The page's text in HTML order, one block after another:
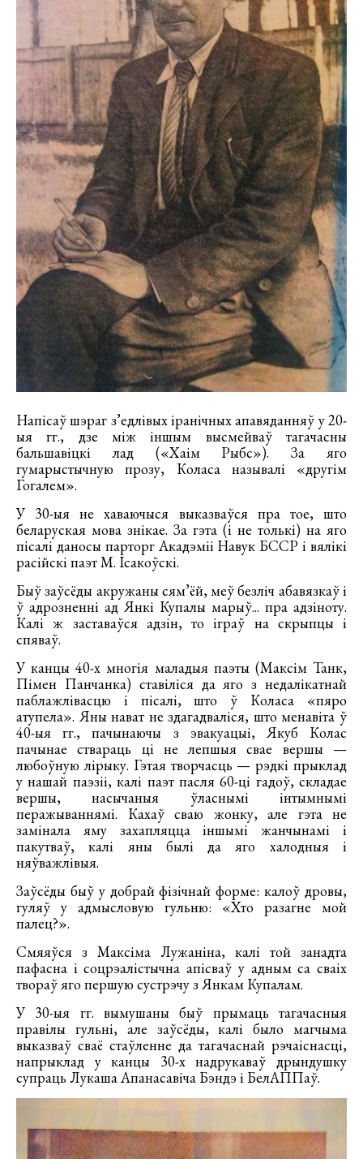
Напісаў шэраг з’едлівых іранічных апавяданняў у 20-
ыя гг., дзе між іншым высмейваў тагачасны
бальшавіцкі лад («Хаім Рыбс»). За яго
гумарыстычную прозу, Коласа называлі «другім
Гогалем».
У 30-ыя не хаваючыся выказваўся пра тое, што
беларуская мова знікае. За гэта (і не толькі) на яго
пісалі даносы парторг Акадэміі Навук БССР і вялікі
расійскі паэт М. Ісакоўскі.
Быў заўсёды акружаны сям’ёй, меў безліч абавязкаў і
ў адрозненні ад Янкі Купалы марыў... пра адзіноту.
Калі ж заставаўся адзін, то іграў на скрыпцы і
спяваў.
У канцы 40-х многія маладыя паэты (Максім Танк,
Пімен Панчанка) ставіліся да яго з недалікатнай
паблажлівасцю і пісалі, што ў Коласа «пяро
атупела». Яны нават не здагадваліся, што менавіта ў
40-ыя гг., пачынаючы з эвакуацыі, Якуб Колас
пачынае ствараць ці не лепшыя свае вершы —
любоўную лірыку. Гэтая творчасць — рэдкі прыклад
у нашай паэзіі, калі паэт пасля 60-ці гадоў, складае
вершы, насычаныя ўласнымі інтымнымі
перажываннямі. Кахаў сваю жонку, але гэта не
замінала яму захапляцца іншымі жанчынамі і
пакутваў, калі яны былі да яго халодныя і
няўважлівыя.
Заўсёды быў у добрай фізічнай форме: калоў дровы,
гуляў у адмысловую гульню: «Хто разагне мой
палец?».
Смяяўся з Максіма Лужаніна, калі той занадта
пафасна і соцрэалістычна апісваў у адным са сваіх
твораў яго першую сустрэчу з Янкам Купалам.
У 30-ыя гг. вымушаны быў прымаць тагачасныя
правілы гульні, але заўсёды, калі было магчыма
выказваў сваё стаўленне да тагачаснай рэчаіснасці,
напрыклад у канцы 30-х надрукаваў дрындушку
супраць Лукаша Апанасавіча Бэндэ і БелАППаў.